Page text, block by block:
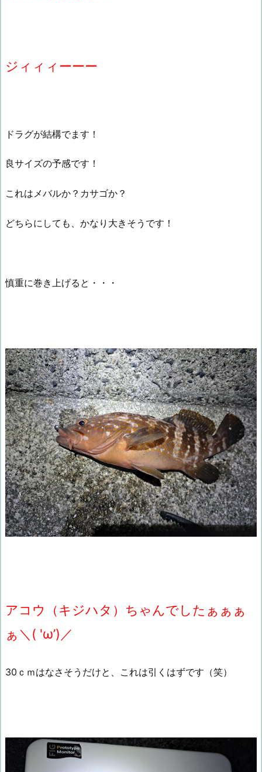
ジィィィーーー
ドラグが結構でます！
良サイズの予感です！
これはメバルか？カサゴか？
どちらにしても、かなり大きそうです！
慎重に巻き上げると・・・
アコウ（キジハタ）ちゃんでしたぁぁぁ
ぁ＼( 'ω’)／
30ｃｍはなさそうだけと、これは引くはずです（笑）